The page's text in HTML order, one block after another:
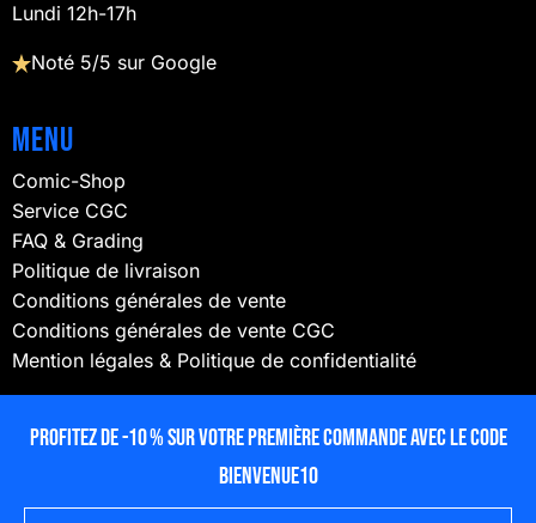
Profitez de -10 % sur votre première commande avec le code
BIENVENUE10
Lundi 12h-17h
Noté 5/5 sur Google
Menu
Comic-Shop
Service CGC
FAQ & Grading
Politique de livraison
Conditions générales de vente
Conditions générales de vente CGC
Mention légales & Politique de confidentialité
NOUS SUIVRE